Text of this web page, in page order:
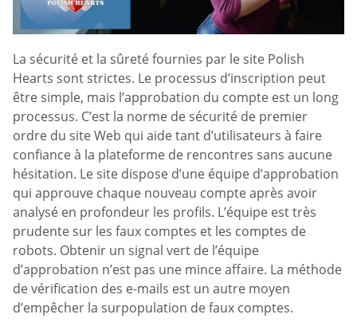
La sécurité et la sûreté fournies par le site Polish
Hearts sont strictes. Le processus d’inscription peut
être simple, mais l’approbation du compte est un long
processus. C’est la norme de sécurité de premier
ordre du site Web qui aide tant d’utilisateurs à faire
confiance à la plateforme de rencontres sans aucune
hésitation. Le site dispose d’une équipe d’approbation
qui approuve chaque nouveau compte après avoir
analysé en profondeur les profils. L’équipe est très
prudente sur les faux comptes et les comptes de
robots. Obtenir un signal vert de l’équipe
d’approbation n’est pas une mince affaire. La méthode
de vérification des e-mails est un autre moyen
d’empêcher la surpopulation de faux comptes.